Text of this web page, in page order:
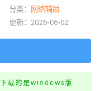
分类： 网络辅助
更新：2026-06-02
载的是windows版